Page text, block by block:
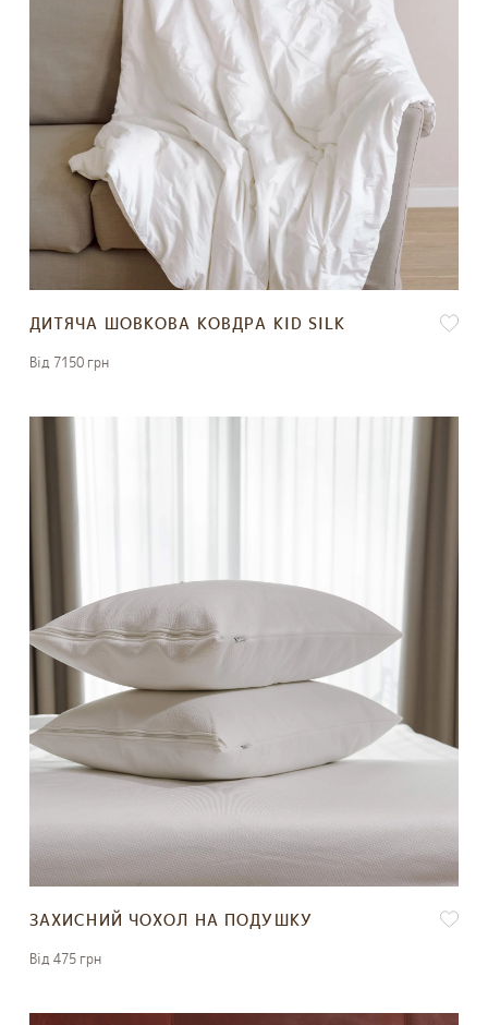
ДИТЯЧА ШОВКОВА КОВДРА KID SILK
Вiд 7150 грн
ЗАХИСНИЙ ЧОХОЛ НА ПОДУШКУ
Вiд 475 грн